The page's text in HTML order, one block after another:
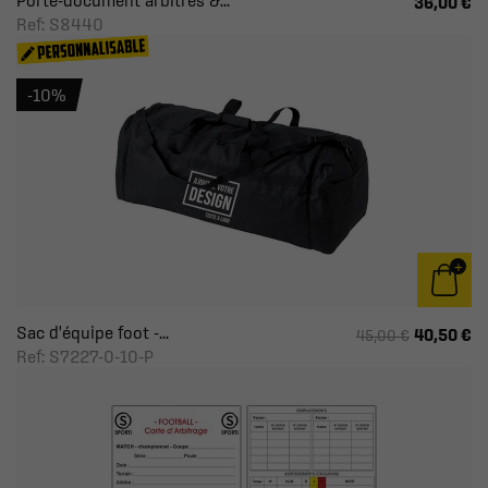
Ref: S8440
Sac d'équipe foot -...
Ref: S7227-0-10-P
45,00 € 40,50 €
-10%